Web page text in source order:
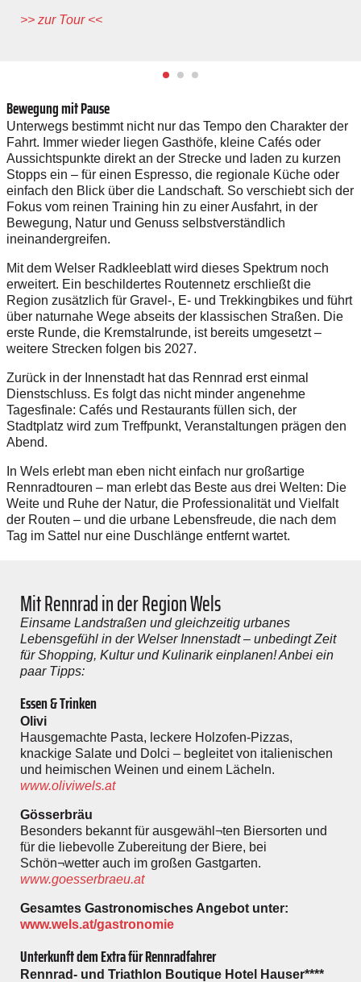
>> zur Tour <<
Bewegung mit Pause
Unterwegs bestimmt nicht nur das Tempo den Charakter der
Fahrt. Immer wieder liegen Gasthöfe, kleine Cafés oder
Aussichtspunkte direkt an der Strecke und laden zu kurzen
Stopps ein – für einen Espresso, die regionale Küche oder
einfach den Blick über die Landschaft. So verschiebt sich der
Fokus vom reinen Training hin zu einer Ausfahrt, in der
Bewegung, Natur und Genuss selbstverständlich
ineinandergreifen.
Mit dem Welser Radkleeblatt wird dieses Spektrum noch
erweitert. Ein beschildertes Routennetz erschließt die
Region zusätzlich für Gravel-, E- und Trekkingbikes und führt
über naturnahe Wege abseits der klassischen Straßen. Die
erste Runde, die Kremstalrunde, ist bereits umgesetzt –
weitere Strecken folgen bis 2027.
Zurück in der Innenstadt hat das Rennrad erst einmal
Dienstschluss. Es folgt das nicht minder angenehme
Tagesfinale: Cafés und Restaurants füllen sich, der
Stadtplatz wird zum Treffpunkt, Veranstaltungen prägen den
Abend.
In Wels erlebt man eben nicht einfach nur großartige
Rennradtouren – man erlebt das Beste aus drei Welten: Die
Weite und Ruhe der Natur, die Professionalität und Vielfalt
der Routen – und die urbane Lebensfreude, die nach dem
Tag im Sattel nur eine Duschlänge entfernt wartet.
Mit Rennrad in der Region Wels
Einsame Landstraßen und gleichzeitig urbanes
Lebensgefühl in der Welser Innenstadt – unbedingt Zeit
für Shopping, Kultur und Kulinarik einplanen! Anbei ein
paar Tipps:
Essen & Trinken
Olivi
Hausgemachte Pasta, leckere Holzofen-Pizzas,
knackige Salate und Dolci – begleitet von italienischen
und heimischen Weinen und einem Lächeln.
www.oliviwels.at
Gösserbräu
Besonders bekannt für ausgewähl¬ten Biersorten und
für die liebevolle Zubereitung der Biere, bei
Schön¬wetter auch im großen Gastgarten.
www.goesserbraeu.at
Gesamtes Gastronomisches Angebot unter:
www.wels.at/gastronomie
Unterkunft dem Extra für Rennradfahrer
Rennrad- und Triathlon Boutique Hotel Hauser****